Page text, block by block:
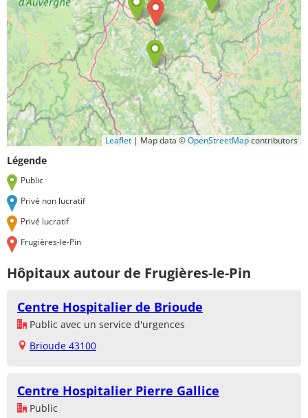
Leaflet | Map data ©OpenStreetMapcontributors
Légende
Public
Privé non lucratif
Privé lucratif
Frugières-le-Pin
Hôpitaux autour de Frugières-le-Pin
Centre Hospitalier de Brioude
Public avec un service d'urgences
Brioude 43100
Centre Hospitalier Pierre Gallice
Public